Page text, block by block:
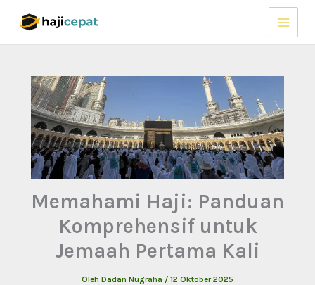
Memahami Haji: Panduan
Komprehensif untuk
Jemaah Pertama Kali
Oleh Dadan Nugraha / 12 Oktober 2025